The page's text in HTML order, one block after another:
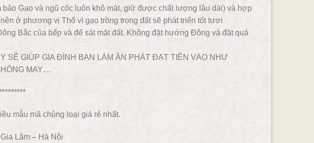
bảo Gạo và ngũ cốc luôn khô mát, giữ được chất lượng lâu dài) và hợp
ở phương vị Thổ vì gạo trồng trong đất sẽ phát triển tốt tươi
Bắc của bếp và để sát mặt đất. Không đặt hướng Đông và đặt quá
SẼ GIÚP GIA ĐÌNH BẠN LÀM ĂN PHÁT ĐẠT TIỀN VÀO NHƯ
MAY…
mẫu mã chủng loại giá rẻ nhất.
Lâm – Hà Nội